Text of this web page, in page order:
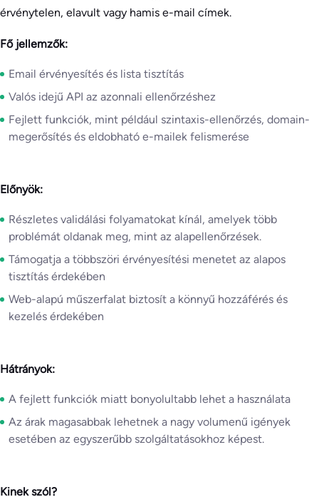
érvénytelen, elavult vagy hamis e-mail címek.
Fő jellemzők:
Email érvényesítés és lista tisztítás
Valós idejű API az azonnali ellenőrzéshez
Fejlett funkciók, mint például szintaxis-ellenőrzés, domain-
megerősítés és eldobható e-mailek felismerése
Előnyök:
Részletes validálási folyamatokat kínál, amelyek több
problémát oldanak meg, mint az alapellenőrzések.
Támogatja a többszöri érvényesítési menetet az alapos
tisztítás érdekében
Web-alapú műszerfalat biztosít a könnyű hozzáférés és
kezelés érdekében
Hátrányok:
A fejlett funkciók miatt bonyolultabb lehet a használata
Az árak magasabbak lehetnek a nagy volumenű igények
esetében az egyszerűbb szolgáltatásokhoz képest.
Kinek szól?